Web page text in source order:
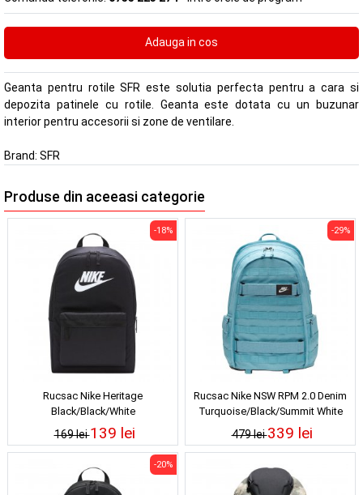
Geanta pentru rotile SFR este solutia perfecta pentru a cara si
depozita patinele cu rotile. Geanta este dotata cu un buzunar
interior pentru accesorii si zone de ventilare.
Brand: SFR
Produse din aceeasi categorie
Rucsac Nike Heritage
Black/Black/White
169 lei
-18%
139 lei
Rucsac Nike NSW RPM 2.0 Denim
Turquoise/Black/Summit White
479 lei
-29%
339 lei
-20%